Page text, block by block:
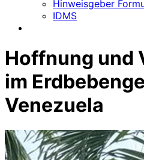
Hinweisgeber
IDMS
Hoffnung und
im
Venezuela